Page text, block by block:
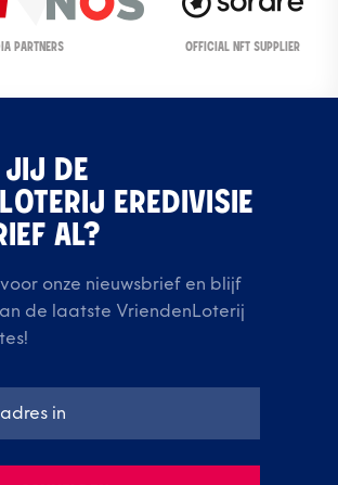
PARTNERS OFFICIAL NFT SUPPLIER
JIJ DE
EREDIVISIE
AL?
onze nieuwsbrief en blijf
de laatste VriendenLoterij